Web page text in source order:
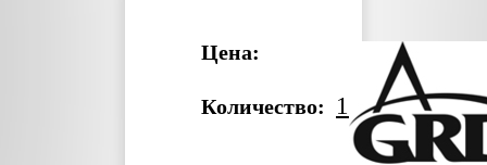
Цена:
Количество: 1